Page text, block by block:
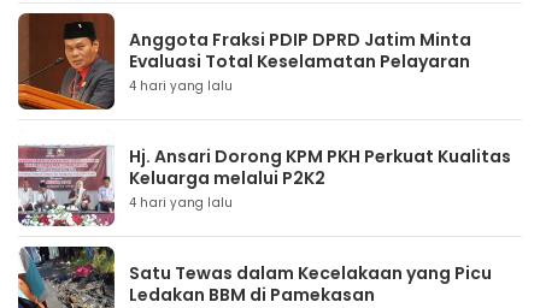
Anggota Fraksi PDIP DPRD Jatim Minta
Evaluasi Total Keselamatan Pelayaran
4 hari yang lalu
Hj. Ansari Dorong KPM PKH Perkuat Kualitas
Keluarga melalui P2K2
4 hari yang lalu
Satu Tewas dalam Kecelakaan yang Picu
Ledakan BBM di Pamekasan